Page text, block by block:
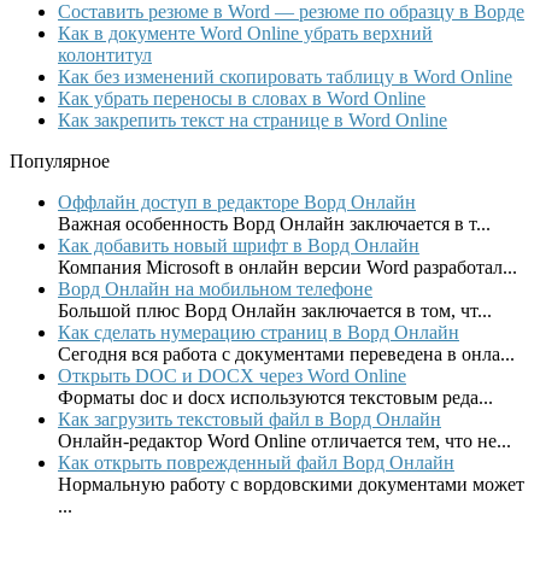
Составить резюме в Word — резюме по образцу в Ворде
Как в документе Word Online убрать верхний
колонтитул
Как без изменений скопировать таблицу в Word Online
Как убрать переносы в словах в Word Online
Как закрепить текст на странице в Word Online
Популярное
Оффлайн доступ в редакторе Ворд Онлайн
Важная особенность Ворд Онлайн заключается в т...
Как добавить новый шрифт в Ворд Онлайн
Компания Microsoft в онлайн версии Word разработал...
Ворд Онлайн на мобильном телефоне
Большой плюс Ворд Онлайн заключается в том, чт...
Как сделать нумерацию страниц в Ворд Онлайн
Сегодня вся работа с документами переведена в онла...
Открыть DOC и DOCX через Word Online
Форматы doc и docx используются текстовым реда...
Как загрузить текстовый файл в Ворд Онлайн
Онлайн-редактор Word Online отличается тем, что не...
Как открыть поврежденный файл Ворд Онлайн
Нормальную работу с вордовскими документами может
...